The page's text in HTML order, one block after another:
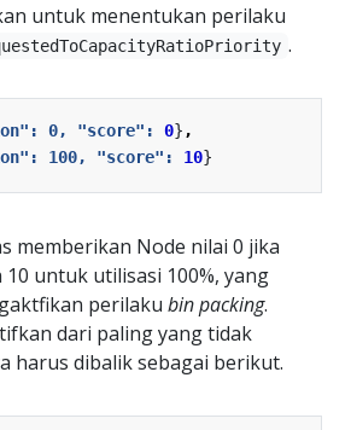
untuk menentukan perilaku
.
0, "score": 0} ,
100, "score": 10}
memberikan Node nilai 0 jika
10 untuk utilisasi 100%, yang
perilaku bin packing.
dari paling yang tidak
harus dibalik sebagai berikut.